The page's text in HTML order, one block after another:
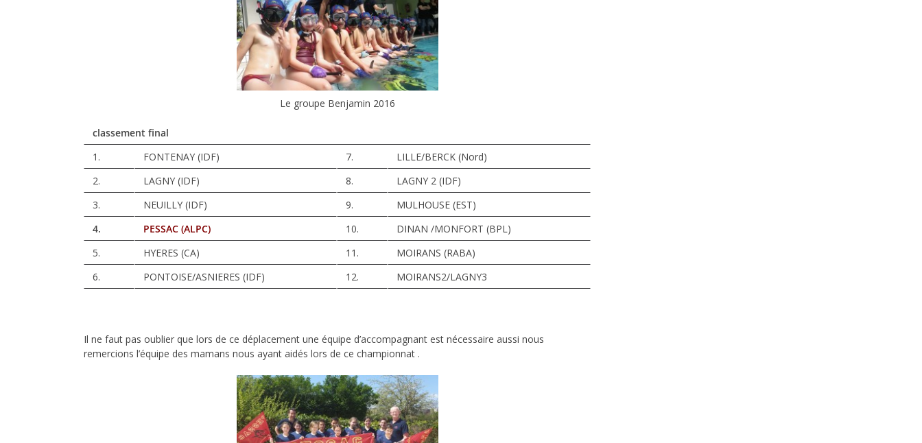
Le groupe Benjamin 2016
classement final
1.
FONTENAY (IDF) 7.
LILLE/BERCK (Nord)
2.
LAGNY (IDF) 8.
LAGNY 2 (IDF)
3.
NEUILLY (IDF) 9.
MULHOUSE (EST)
4.
PESSAC (ALPC) 10.
DINAN /MONFORT (BPL)
5.
HYERES (CA) 11.
MOIRANS (RABA)
6.
PONTOISE/ASNIERES (IDF) 12. MOIRANS2/LAGNY3
Il ne faut pas oublier que lors de ce déplacement une équipe d’accompagnant est nécessaire aussi nous
remercions l’équipe des mamans nous ayant aidés lors de ce championnat .